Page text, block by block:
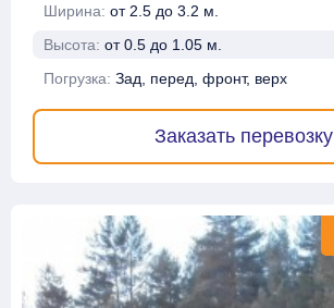
Ширина: от 2.5 до 3.2 м.
Высота: от 0.5 до 1.05 м.
Погрузка: Зад, перед, фронт, верх
Заказать перевозку